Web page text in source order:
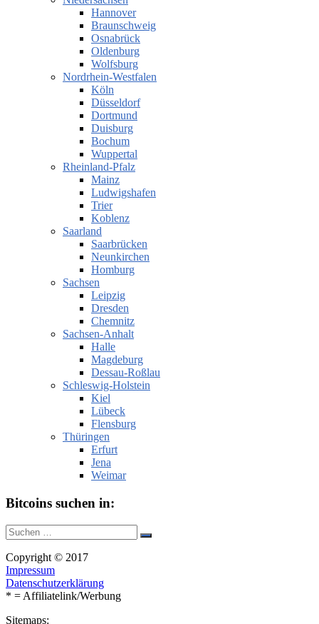
Hannover
Braunschweig
Osnabrück
Oldenburg
Wolfsburg
Nordrhein-Westfalen
Köln
Düsseldorf
Dortmund
Duisburg
Bochum
Wuppertal
Rheinland-Pfalz
Mainz
Ludwigshafen
Trier
Koblenz
Saarland
Saarbrücken
Neunkirchen
Homburg
Sachsen
Leipzig
Dresden
Chemnitz
Sachsen-Anhalt
Halle
Magdeburg
Dessau-Roßlau
Schleswig-Holstein
Kiel
Lübeck
Flensburg
Thüringen
Erfurt
Jena
Weimar
Bitcoins suchen in:
Suche
nach:
Suchen
Copyright © 2017
Impressum
Datenschutzerklärung
* = Affiliatelink/Werbung
Sitemaps: